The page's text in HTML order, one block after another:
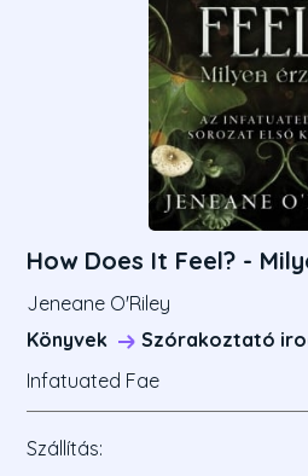
How Does It Feel? -
Jeneane O'Riley
Könyvek
Szórakoztató
Infatuated Fae
Szállítás: